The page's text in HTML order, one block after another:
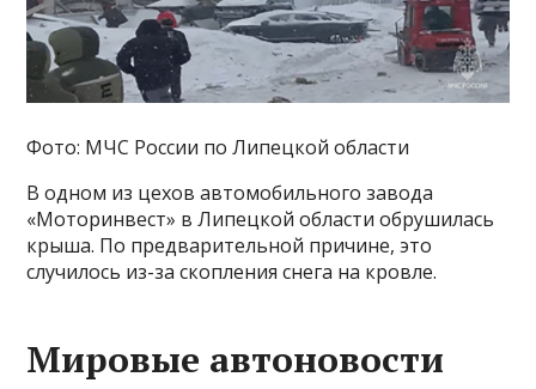
Фото: МЧС России по Липецкой области
В одном из цехов автомобильного завода
«Моторинвест» в Липецкой области обрушилась
крыша. По предварительной причине, это
случилось из-за скопления снега на кровле.
Мировые автоновости